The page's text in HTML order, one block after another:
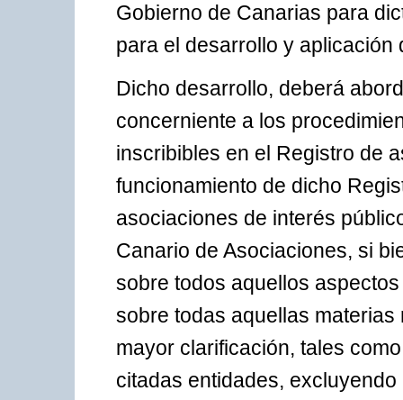
Gobierno de Canarias para
para el desarrollo y aplicación
Dicho desarrollo, deberá
concerniente a los
inscribibles en el Registro de
funcionamiento de dicho
asociaciones de interés
Canario de Asociaciones, si
sobre todos aquellos
sobre todas aquellas
mayor clarificación, tales
citadas entidades,